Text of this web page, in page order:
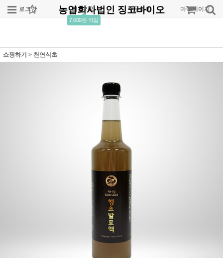
로그인 회원가입
7,000원 적립
주문조회 마이페이지
농업회사법인 징코바이오
쇼핑하기 > 천연식초